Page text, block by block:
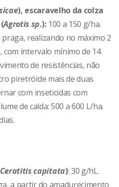
), escaravelho da colza
Agrotis sp.):100 a 150 g/ha.
realizando no máximo 2
com intervalo mínimo de 14
de resistências, não
piretróide mais de duas
com inseticidas com
de calda: 500 a 600 L/ha.
Ceratitis capitata): 30 g/hL.
a partir do amadurecimento